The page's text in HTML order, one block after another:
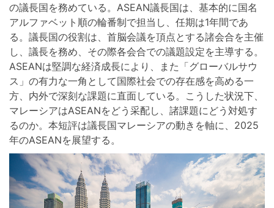
の議長国を務めている。ASEAN議長国は、基本的に国名
アルファベット順の輪番制で担当し、任期は1年間であ
る。議長国の役割は、首脳会議を頂点とする諸会合を主催
し、議長を務め、その際各会合での議題設定を主導する。
ASEANは堅調な経済成長により、また「グローバルサウ
ス」の有力な一角として国際社会での存在感を高める一
方、内外で深刻な課題に直面している。こうした状況下、
マレーシアはASEANをどう采配し、諸課題にどう対処す
るのか。本短評は議長国マレーシアの動きを軸に、2025
年のASEANを展望する。